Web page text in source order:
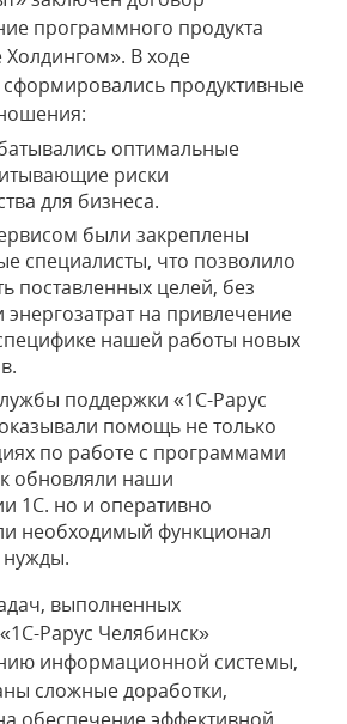
программного продукта
В ходе
сформировались продуктивные
оптимальные
риски
для бизнеса.
были закреплены
специалисты, что позволило
поставленных целей, без
на привлечение
нашей работы новых
поддержки «1С-Рарус
помощь не только
по работе с программами
обновляли наши
1С. но и оперативно
необходимый функционал
нужды.
выполненных
Рарус Челябинск»
информационной системы,
сложные доработки,